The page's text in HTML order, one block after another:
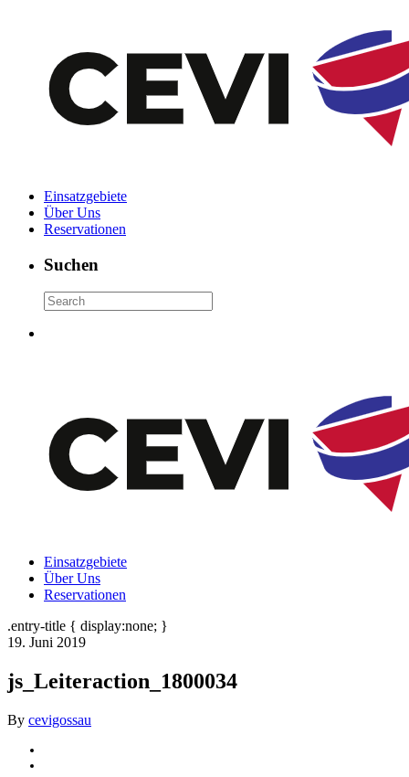
Einsatzgebiete
Über Uns
Reservationen
Suchen
Einsatzgebiete
Über Uns
Reservationen
.entry-title { display:none; }
19. Juni 2019
js_Leiteraction_1800034
By cevigossau